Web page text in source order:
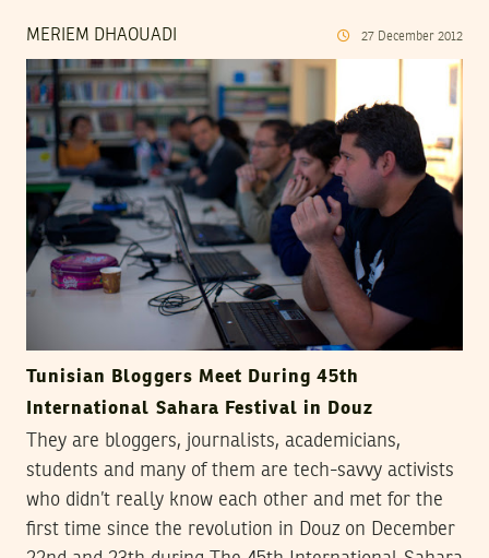
MERIEM DHAOUADI 27 December 2012
Tunisian Bloggers Meet During 45th
International Sahara Festival in Douz
They are bloggers, journalists, academicians,
students and many of them are tech-savvy activists
who didn’t really know each other and met for the
first time since the revolution in Douz on December